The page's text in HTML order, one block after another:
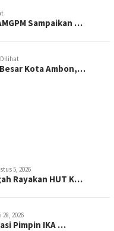
Sampaikan …
Dilihat
Kota Ambon,…
5, 2026
Rayakan HUT K…
28, 2026
Pimpin IKA …